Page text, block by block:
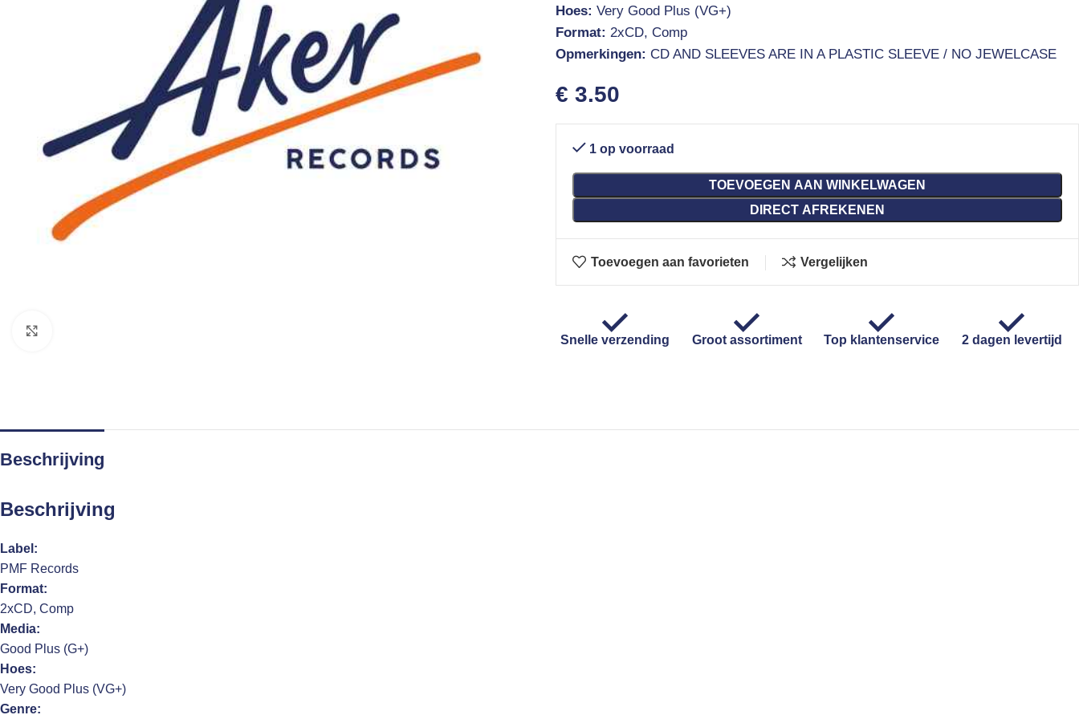
Hoes: Very Good Plus (VG+)
Format: 2xCD, Comp
Opmerkingen: CD AND SLEEVES ARE IN A PLASTIC SLEEVE / NO JEWELCASE
€ 3.50
1 op voorraad
TOEVOEGEN AAN WINKELWAGEN
DIRECT AFREKENEN
Toevoegen aan favorieten Vergelijken
Snelle verzending Groot assortiment Top klantenservice 2 dagen levertijd
Beschrijving
Beschrijving
Label:
PMF Records
Format:
2xCD, Comp
Media:
Good Plus (G+)
Hoes:
Very Good Plus (VG+)
Genre: